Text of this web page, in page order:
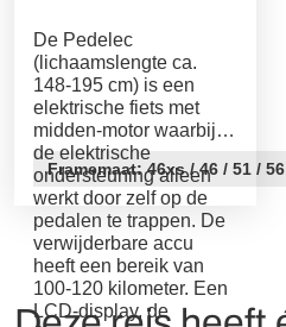
De Pedelec
(lichaamslengte ca.
148-195 cm) is een
elektrische fiets met
midden-motor waarbij
de elektrische
ondersteuning alleen
werkt door zelf op de
pedalen te trappen. De
verwijderbare accu
heeft een bereik van
100-120 kilometer. Een
LCD-display, de
Framemaat: 46xs / 46 / 51 / 56